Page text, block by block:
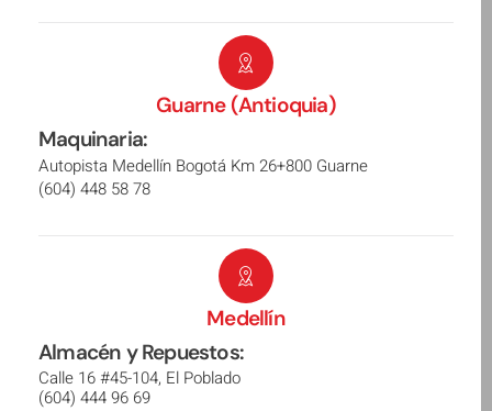
Guarne (Antioquia)
Maquinaria:
Autopista Medellín Bogotá Km 26+800 Guarne
(604) 448 58 78
Medellín
Almacén y Repuestos:
Calle 16 #45-104, El Poblado
(604) 444 96 69